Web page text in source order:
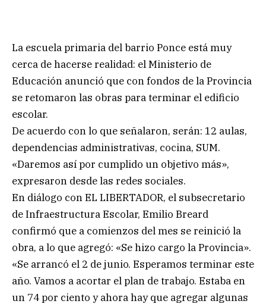
La escuela primaria del barrio Ponce está muy
cerca de hacerse realidad: el Ministerio de
Educación anunció que con fondos de la Provincia
se retomaron las obras para terminar el edificio
escolar.
De acuerdo con lo que señalaron, serán: 12 aulas,
dependencias administrativas, cocina, SUM.
«Daremos así por cumplido un objetivo más»,
expresaron desde las redes sociales.
En diálogo con EL LIBERTADOR, el subsecretario
de Infraestructura Escolar, Emilio Breard
confirmó que a comienzos del mes se reinició la
obra, a lo que agregó: «Se hizo cargo la Provincia».
«Se arrancó el 2 de junio. Esperamos terminar este
año. Vamos a acortar el plan de trabajo. Estaba en
un 74 por ciento y ahora hay que agregar algunas